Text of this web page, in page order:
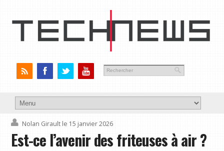
Nolan Girault le 15 janvier 2026
Est-ce l’avenir des friteuses à air ?